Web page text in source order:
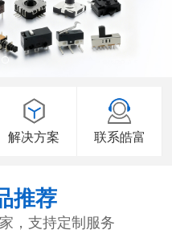
解决方案 联系皓富
推荐
，支持定制服务